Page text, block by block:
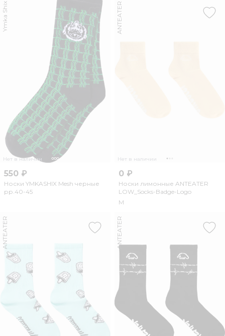
Нет в наличии
Ymka Shix
550 ₽
Носки YMKASHIX Mesh черные
рр.40-45
Нет в наличии
ANTEATER
0 ₽
Носки лимонные ANTEATER
LOW_Socks-Badge-Logo
M
ANTEATER ANTEATER